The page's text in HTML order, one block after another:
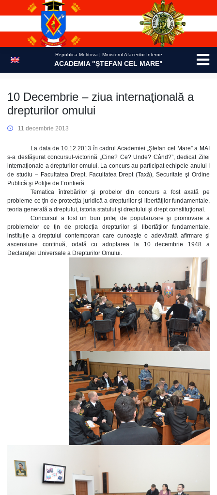
Republica Moldova | Ministerul Afacerilor Interne
ACADEMIA "ŞTEFAN CEL MARE"
10 Decembrie – ziua internaţională a
drepturilor omului
11 decembrie 2013
La data de 10.12.2013 în cadrul Academiei „Ştefan cel Mare” a MAI
s-a desfăşurat concursul-victorină „Cine? Ce? Unde? Când?”, dedicat Zilei
internaţionale a drepturilor omului. La concurs au participat echipele anului I
de studiu – Facultatea Drept, Facultatea Drept (Taxă), Securitate şi Ordine
Publică şi Poliţie de Frontieră.
Tematica întrebărilor şi probelor din concurs a fost axată pe
probleme ce ţin de protecţia juridică a drepturilor şi libertăţilor fundamentale,
teoria generală a dreptului, istoria statului şi dreptului şi drept constituţional.
Concursul a fost un bun prilej de popularizare şi promovare a
problemelor ce ţin de protecţia drepturilor şi libertăţilor fundamentale,
instituţie a dreptului contemporan care cunoaşte o adevărată afirmare şi
ascensiune continuă, odată cu adoptarea la 10 decembrie 1948 a
Declaraţiei Universale a Drepturilor Omului.